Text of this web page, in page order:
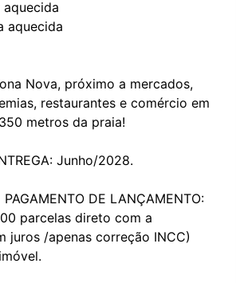
aquecida
Nova, próximo a mercados,
restaurantes e comércio em
metros da praia!
Junho/2028.
PAGAMENTO DE LANÇAMENTO:
parcelas direto com a
juros /apenas correção INCC)